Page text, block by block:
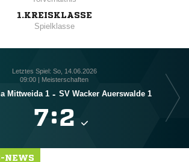
1.KREISKLASSE
Spielklasse
Letztes Spiel: So, 14.06.2026
09:00 | Meisterschaften
Mittweida 1 - SV Wacker Auerswalde 1
:
NEWS